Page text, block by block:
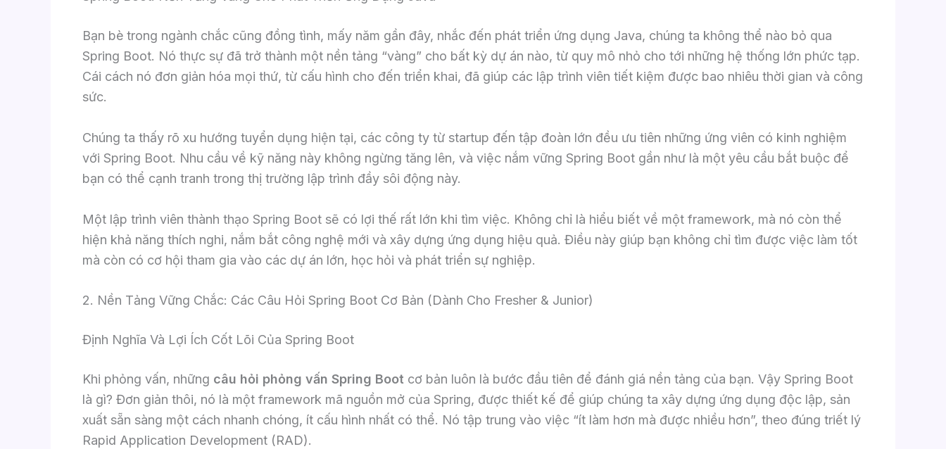
Bạn bè trong ngành chắc cũng đồng tình, mấy năm gần đây, nhắc đến phát triển ứng dụng Java, chúng ta không thể nào bỏ qua
Spring Boot. Nó thực sự đã trở thành một nền tảng “vàng” cho bất kỳ dự án nào, từ quy mô nhỏ cho tới những hệ thống lớn phức tạp.
Cái cách nó đơn giản hóa mọi thứ, từ cấu hình cho đến triển khai, đã giúp các lập trình viên tiết kiệm được bao nhiêu thời gian và công
sức.
Chúng ta thấy rõ xu hướng tuyển dụng hiện tại, các công ty từ startup đến tập đoàn lớn đều ưu tiên những ứng viên có kinh nghiệm
với Spring Boot. Nhu cầu về kỹ năng này không ngừng tăng lên, và việc nắm vững Spring Boot gần như là một yêu cầu bắt buộc để
bạn có thể cạnh tranh trong thị trường lập trình đầy sôi động này.
Một lập trình viên thành thạo Spring Boot sẽ có lợi thế rất lớn khi tìm việc. Không chỉ là hiểu biết về một framework, mà nó còn thể
hiện khả năng thích nghi, nắm bắt công nghệ mới và xây dựng ứng dụng hiệu quả. Điều này giúp bạn không chỉ tìm được việc làm tốt
mà còn có cơ hội tham gia vào các dự án lớn, học hỏi và phát triển sự nghiệp.
2. Nền Tảng Vững Chắc: Các Câu Hỏi Spring Boot Cơ Bản (Dành Cho Fresher & Junior)
Định Nghĩa Và Lợi Ích Cốt Lõi Của Spring Boot
Khi phỏng vấn, những câu hỏi phỏng vấn Spring Boot cơ bản luôn là bước đầu tiên để đánh giá nền tảng của bạn. Vậy Spring Boot
là gì? Đơn giản thôi, nó là một framework mã nguồn mở của Spring, được thiết kế để giúp chúng ta xây dựng ứng dụng độc lập, sản
xuất sẵn sàng một cách nhanh chóng, ít cấu hình nhất có thể. Nó tập trung vào việc “ít làm hơn mà được nhiều hơn”, theo đúng triết lý
Rapid Application Development (RAD).